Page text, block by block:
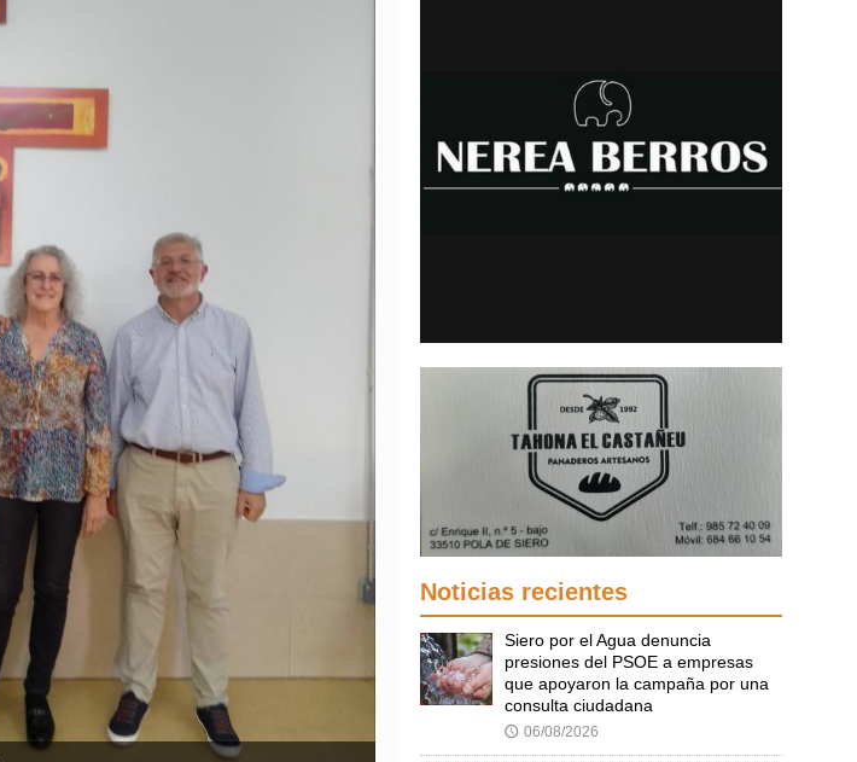
Noticias recientes
Siero por el Agua denuncia
presiones del PSOE a empresas
que apoyaron la campaña por una
consulta ciudadana
🕔 06/08/2026